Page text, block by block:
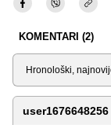
KOMENTARI (2)
Sortiraj
user1676648256